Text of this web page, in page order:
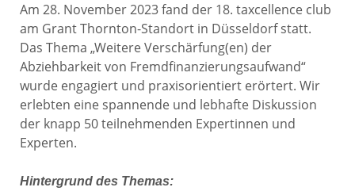
Am 28. November 2023 fand der 18. taxcellence club
am Grant Thornton-Standort in Düsseldorf statt.
Das Thema „Weitere Verschärfung(en) der
Abziehbarkeit von Fremdfinanzierungsaufwand“
wurde engagiert und praxisorientiert erörtert. Wir
erlebten eine spannende und lebhafte Diskussion
der knapp 50 teilnehmenden Expertinnen und
Experten.
Hintergrund des Themas: